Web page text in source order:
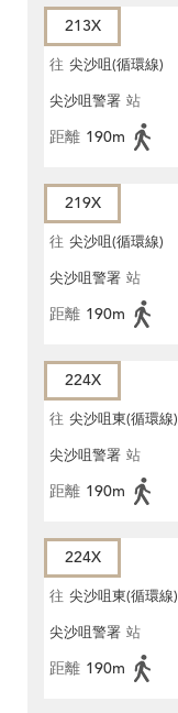
213X
往 尖沙咀(循環線)
尖沙咀警署 站
距離 190m
219X
往 尖沙咀(循環線)
尖沙咀警署 站
距離 190m
224X
往 尖沙咀東(循環線)
尖沙咀警署 站
距離 190m
224X
往 尖沙咀東(循環線)
尖沙咀警署 站
距離 190m